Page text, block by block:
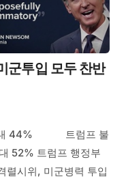
군투입 모두 찬반
대 44% 트럼프 불
52% 트럼프 행정부
렬시위, 미군병력 투입